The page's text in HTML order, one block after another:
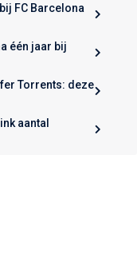
FC Barcelona
één jaar bij
Torrents: deze
aantal